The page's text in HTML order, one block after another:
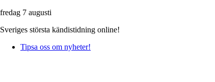
fredag 7 augusti
Sveriges största kändistidning online!
Tipsa oss om nyheter!